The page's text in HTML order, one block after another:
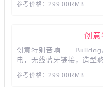
复，珍贵焕白精华，嫩滑
参考价格：299.00RMB
创意
创意特别音响 Bulldog
电，无线蓝牙链接，造型
都有它 高保真的立体喇
参考价格：299.00RMB